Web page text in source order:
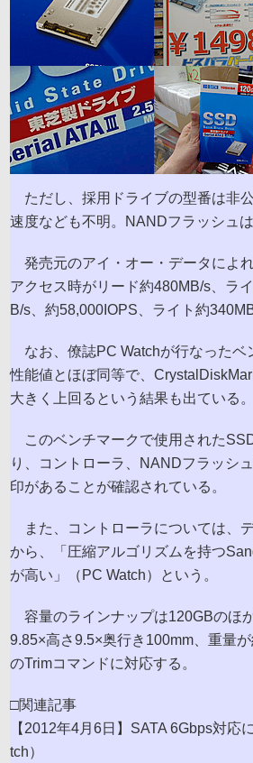
ただし、採用ドライブの型番は非
速度なども不明。NANDフラッシュ
発売元のアイ・オー・データによ
アクセス時がリード約480MB/s、ラ
B/s、約58,000IOPS、ライト約
なお、僚誌PC Watchが行なったベ
性能値とほぼ同等で、
大きく上回るという結果も出ている。
このベンチマークで使用された
り、コントローラ、NANDフラッシ
印があることが確認されている。
また、コントローラについては、
から、「圧縮アルゴリズムを持つ
が高い」（PC Watch）という。
容量のラインナップは120GBのほ
9.85×高さ9.5×奥行き100mm、重量
のTrimコマンドに対応する。
□関連記事
【2012年4月6日】SATA 6Gbps対
tch）